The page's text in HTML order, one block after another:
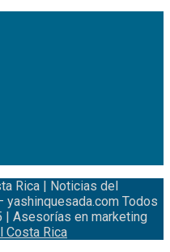
Rica | Noticias del
yashinquesada.com Todos
Asesorías en marketing
Costa Rica